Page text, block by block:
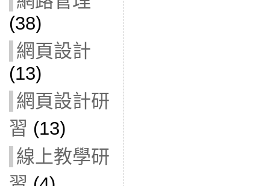
(38)
網頁設計
(13)
網頁設計研
習 (13)
線上教學研